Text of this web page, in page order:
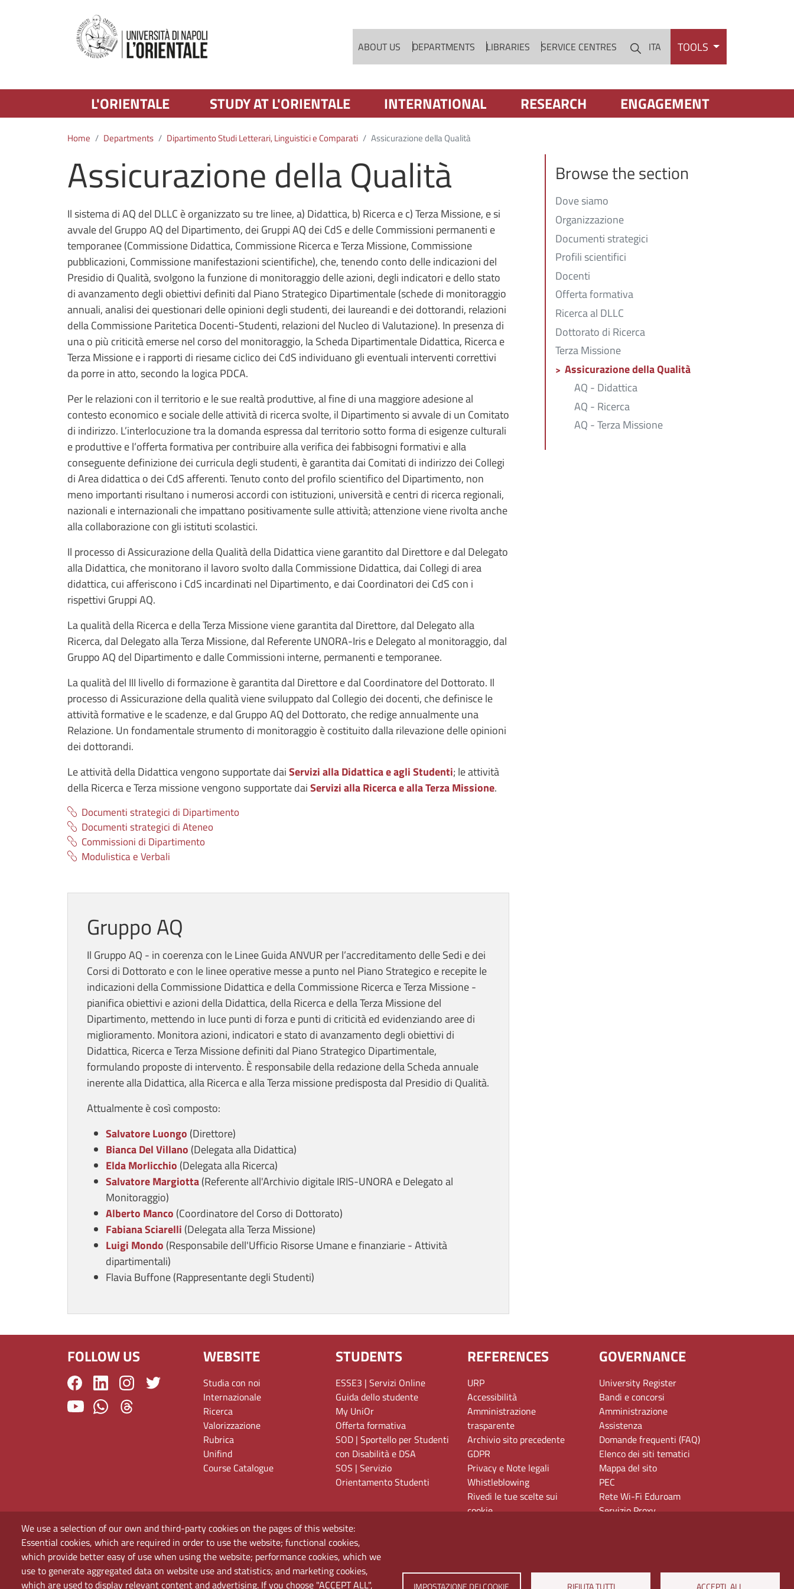
ABOUT US DEPARTMENTS LIBRARIES SERVICE CENTRES CercaITA TOOLS
L'ORIENTALE STUDY AT L'ORIENTALE INTERNATIONAL RESEARCH ENGAGEMENT
Home Departments Dipartimento Studi Letterari, Linguistici e Comparati Assicurazione della Qualità
Assicurazione della Qualità
Il sistema di AQ del DLLC è organizzato su tre linee, a) Didattica, b) Ricerca e c) Terza Missione, e si
avvale del Gruppo AQ del Dipartimento, dei Gruppi AQ dei CdS e delle Commissioni permanenti e
temporanee (Commissione Didattica, Commissione Ricerca e Terza Missione, Commissione
pubblicazioni, Commissione manifestazioni scientifiche), che, tenendo conto delle indicazioni del
Presidio di Qualità, svolgono la funzione di monitoraggio delle azioni, degli indicatori e dello stato
di avanzamento degli obiettivi definiti dal Piano Strategico Dipartimentale (schede di monitoraggio
annuali, analisi dei questionari delle opinioni degli studenti, dei laureandi e dei dottorandi, relazioni
della Commissione Paritetica Docenti-Studenti, relazioni del Nucleo di Valutazione). In presenza di
una o più criticità emerse nel corso del monitoraggio, la Scheda Dipartimentale Didattica, Ricerca e
Terza Missione e i rapporti di riesame ciclico dei CdS individuano gli eventuali interventi correttivi
da porre in atto, secondo la logica PDCA.
Per le relazioni con il territorio e le sue realtà produttive, al fine di una maggiore adesione al
contesto economico e sociale delle attività di ricerca svolte, il Dipartimento si avvale di un Comitato
di indirizzo. L’interlocuzione tra la domanda espressa dal territorio sotto forma di esigenze culturali
e produttive e l’offerta formativa per contribuire alla verifica dei fabbisogni formativi e alla
conseguente definizione dei curricula degli studenti, è garantita dai Comitati di indirizzo dei Collegi
di Area didattica o dei CdS afferenti. Tenuto conto del profilo scientifico del Dipartimento, non
meno importanti risultano i numerosi accordi con istituzioni, università e centri di ricerca regionali,
nazionali e internazionali che impattano positivamente sulle attività; attenzione viene rivolta anche
alla collaborazione con gli istituti scolastici.
Il processo di Assicurazione della Qualità della Didattica viene garantito dal Direttore e dal Delegato
alla Didattica, che monitorano il lavoro svolto dalla Commissione Didattica, dai Collegi di area
didattica, cui afferiscono i CdS incardinati nel Dipartimento, e dai Coordinatori dei CdS con i
rispettivi Gruppi AQ.
La qualità della Ricerca e della Terza Missione viene garantita dal Direttore, dal Delegato alla
Ricerca, dal Delegato alla Terza Missione, dal Referente UNORA-Iris e Delegato al monitoraggio, dal
Gruppo AQ del Dipartimento e dalle Commissioni interne, permanenti e temporanee.
La qualità del III livello di formazione è garantita dal Direttore e dal Coordinatore del Dottorato. Il
processo di Assicurazione della qualità viene sviluppato dal Collegio dei docenti, che definisce le
attività formative e le scadenze, e dal Gruppo AQ del Dottorato, che redige annualmente una
Relazione. Un fondamentale strumento di monitoraggio è costituito dalla rilevazione delle opinioni
dei dottorandi.
Le attività della Didattica vengono supportate daiServizi alla Didattica e agli Studenti; le attività
della Ricerca e Terza missione vengono supportate daiServizi alla Ricerca e alla Terza Missione.
Documenti strategici di Dipartimento
Documenti strategici di Ateneo
Commissioni di Dipartimento
Modulistica e Verbali
Gruppo AQ
Il Gruppo AQ - in coerenza con le Linee Guida ANVUR per l’accreditamento delle Sedi e dei
Corsi di Dottorato e con le linee operative messe a punto nel Piano Strategico e recepite le
indicazioni della Commissione Didattica e della Commissione Ricerca e Terza Missione -
pianifica obiettivi e azioni della Didattica, della Ricerca e della Terza Missione del
Dipartimento, mettendo in luce punti di forza e punti di criticità ed evidenziando aree di
miglioramento. Monitora azioni, indicatori e stato di avanzamento degli obiettivi di
Didattica, Ricerca e Terza Missione definiti dal Piano Strategico Dipartimentale,
formulando proposte di intervento. È responsabile della redazione della Scheda annuale
inerente alla Didattica, alla Ricerca e alla Terza missione predisposta dal Presidio di Qualità.
Attualmente è così composto:
Salvatore Luongo (Direttore)
Bianca Del Villano (Delegata alla Didattica)
Elda Morlicchio (Delegata alla Ricerca)
Salvatore Margiotta(Referente all'Archivio digitale IRIS-UNORA e Delegato al
Monitoraggio)
Alberto Manco (Coordinatore del Corso di Dottorato)
Fabiana Sciarelli (Delegata alla Terza Missione)
Luigi Mondo (Responsabile dell'Ufficio Risorse Umane e finanziarie - Attività
dipartimentali)
Flavia Buffone (Rappresentante degli Studenti)
We use a selection of our own and third-party cookies on the pages of this website:
Essential cookies, which are required in order to use the website; functional cookies,
which provide better easy of use when using the website; performance cookies, which we
use to generate aggregated data on website use and statistics; and marketing cookies,
which are used to display relevant content and advertising. If you choose "ACCEPT ALL",
Browse the section
Dove siamo
Organizzazione
Documenti strategici
Profili scientifici
Docenti
Offerta formativa
Ricerca al DLLC
Dottorato di Ricerca
Terza Missione
Assicurazione della Qualità
AQ - Didattica
AQ - Ricerca
AQ - Terza Missione
FOLLOW US WEBSITE
Studia con noi
Internazionale
Ricerca
Valorizzazione
Rubrica
Unifind
Course Catalogue
STUDENTS
ESSE3 | Servizi Online
Guida dello studente
My UniOr
Offerta formativa
SOD | Sportello per Studenti
con Disabilità e DSA
SOS | Servizio
Orientamento Studenti
REFERENCES
URP
Accessibilità
Amministrazione
trasparente
Archivio sito precedente
GDPR
Privacy e Note legali
Whistleblowing
Rivedi le tue scelte sui
cookie
GOVERNANCE
University Register
Bandi e concorsi
Amministrazione
Assistenza
Domande frequenti (FAQ)
Elenco dei siti tematici
Mappa del sito
PEC
Rete Wi-Fi Eduroam
Servizio Proxy